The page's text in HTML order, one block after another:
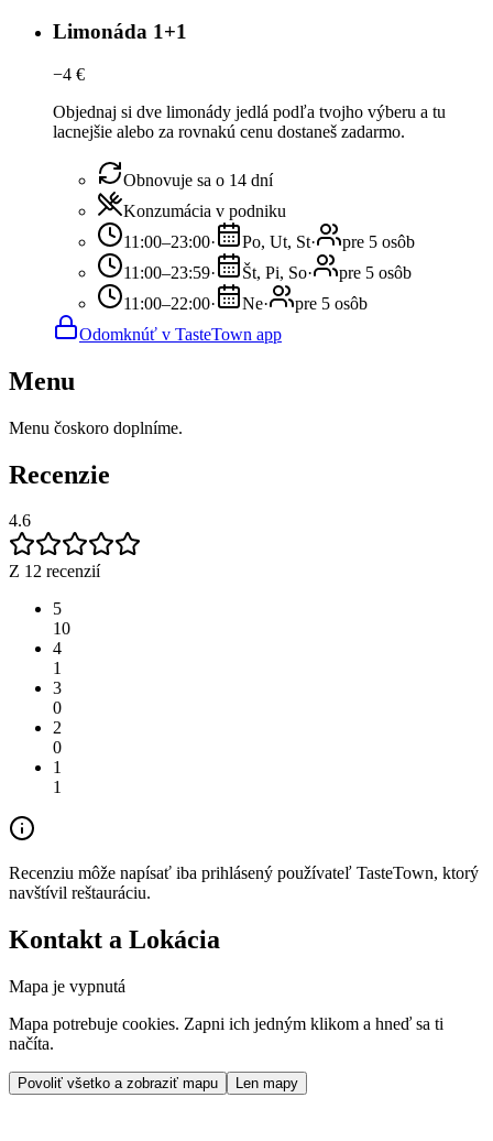
Limonáda 1+1
−4 €
Objednaj si dve limonády jedlá podľa tvojho výberu a tu
lacnejšie alebo za rovnakú cenu dostaneš zadarmo.
Obnovuje sa o 14 dní
Konzumácia v podniku
11:00–23:00· Po, Ut, St·
pre 5 osôb
11:00–23:59· Št, Pi, So·
pre 5 osôb
11:00–22:00· Ne·
pre 5 osôb
Odomknúť v TasteTown app
Menu
Menu čoskoro doplníme.
Recenzie
4.6
Z 12 recenzií
5
10
4
1
3
0
2
0
1
1
Recenziu môže napísať iba prihlásený používateľ TasteTown, ktorý
navštívil reštauráciu.
Kontakt a Lokácia
Mapa je vypnutá
Mapa potrebuje cookies. Zapni ich jedným klikom a hneď sa ti
načíta.
Povoliť všetko a zobraziť mapu Len mapy